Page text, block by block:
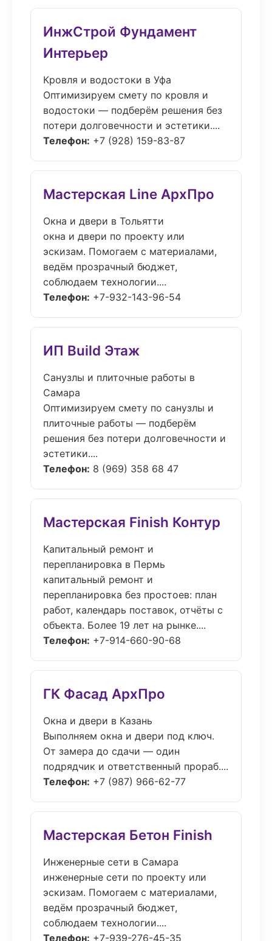
ИнжСтрой Фундамент
Интерьер
Кровля и водостоки в Уфа
Оптимизируем смету по кровля и
водостоки — подберём решения без
потери долговечности и эстетики....
Телефон: +7 (928) 159-83-87
Мастерская Line АрхПро
Окна и двери в Тольятти
окна и двери по проекту или
эскизам. Помогаем с материалами,
ведём прозрачный бюджет,
соблюдаем технологии....
Телефон: +7-932-143-96-54
ИП Build Этаж
Санузлы и плиточные работы в
Самара
Оптимизируем смету по санузлы и
плиточные работы — подберём
решения без потери долговечности и
эстетики....
Телефон: 8 (969) 358 68 47
Мастерская Finish Контур
Капитальный ремонт и
перепланировка в Пермь
капитальный ремонт и
перепланировка без простоев: план
работ, календарь поставок, отчёты с
объекта. Более 19 лет на рынке....
Телефон: +7-914-660-90-68
ГК Фасад АрхПро
Окна и двери в Казань
Выполняем окна и двери под ключ.
От замера до сдачи — один
подрядчик и ответственный прораб....
Телефон: +7 (987) 966-62-77
Мастерская Бетон Finish
Инженерные сети в Самара
инженерные сети по проекту или
эскизам. Помогаем с материалами,
ведём прозрачный бюджет,
соблюдаем технологии....
Телефон: +7-939-276-45-35